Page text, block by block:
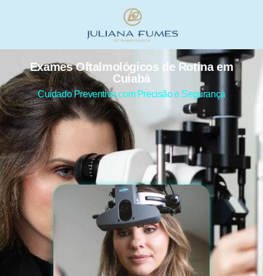
Exames Oftalmológicos de Rotina em
Cuiabá
Cuidado Preventivo com Precisão e Segurança